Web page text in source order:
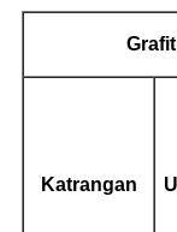
Grafit
Katrangan